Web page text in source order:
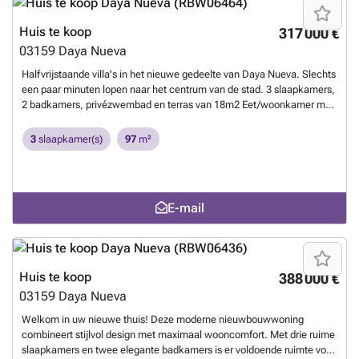
solarium. De hoofdslaapkamer heeft een eigen badkamer. Gelegen in
een nieuwe en rustige woonwijk, op ongeveer 10 minuten van het
strand van La Marina del Pinet en Guardamar del Segura.
Gemakkelijke toegang tot de snelweg A-70 en ongeveer 25 minuten
van de internationale luchthaven van Alicante. Neem vandaag nog
contact op met onze luxe nieuwbouwexperts bij Droomhuisspanje en
laat ons vandaag nog beginnen aan uw Spaanse vastgoed
317 000 €
Huis te koop
03159 Daya Nueva
Halfvrijstaande villa's in het nieuwe gedeelte van Daya Nueva. Slechts
een paar minuten lopen naar het centrum van de stad. 3 slaapkamers,
2 badkamers, privézwembad en terras van 18m2 Eet/woonkamer met
de begane grond en op de eerste verdieping 3 slaapkamers,
inbouwkasten en een badkamer. In een nieuwe rustige woonwijk,
ongeveer 25 minuten van de internationale luchthaven van
3 slaapkamer(s) 97 m²
E-mail
388 000 €
Huis te koop
03159 Daya Nueva
Welkom in uw nieuwe thuis! Deze moderne nieuwbouwwoning
combineert stijlvol design met maximaal wooncomfort. Met drie ruime
slaapkamers en twee elegante badkamers is er voldoende ruimte voor